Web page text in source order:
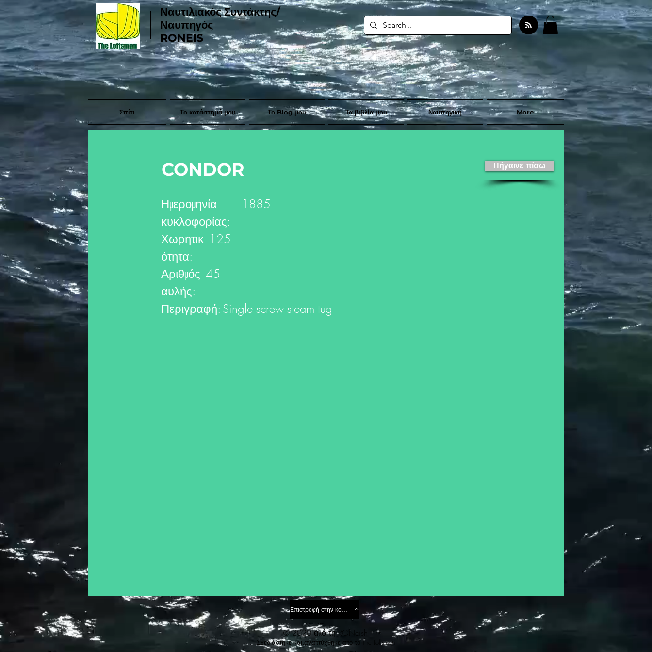
Ναυτιλιακός Συντάκτης/
Ναυπηγός
RONEIS
Σπίτι Το κατάστημά μου Το Blog μου Τα βιβλία μου Ναυπηγική More
CONDOR Πήγαινε πίσω
Ημερομηνία
κυκλοφορίας:
1885
Χωρητικ
ότητα:
125
Αριθμός
αυλής:
45
Περιγραφή: Single screw steam tug
Επιστροφή στην κορυφή
© 2020 από τη RONeish
Σχεδιάστηκε και αναπτύχθηκε από το The Loftsman